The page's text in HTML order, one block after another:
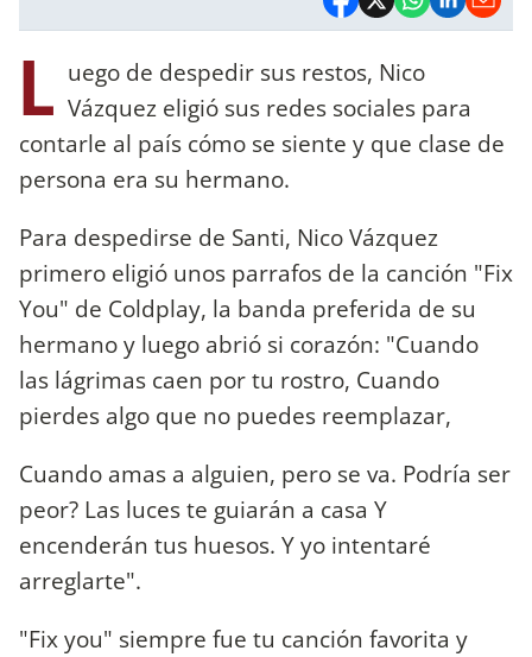
L uego de despedir sus restos, Nico
Vázquez eligió sus redes sociales para
contarle al país cómo se siente y que clase de
persona era su hermano.
Para despedirse de Santi, Nico Vázquez
primero eligió unos parrafos de la canción "Fix
You" de Coldplay, la banda preferida de su
hermano y luego abrió si corazón: "Cuando
las lágrimas caen por tu rostro, Cuando
pierdes algo que no puedes reemplazar,
Cuando amas a alguien, pero se va. Podría ser
peor? Las luces te guiarán a casa Y
encenderán tus huesos. Y yo intentaré
arreglarte".
"Fix you" siempre fue tu canción favorita y